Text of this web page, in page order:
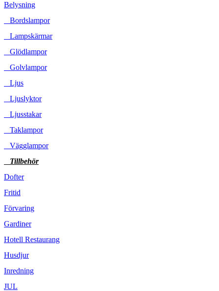
Belysning
Bordslampor
Lampskärmar
Glödlampor
Golvlampor
Ljus
Ljuslyktor
Ljusstakar
Taklampor
Vägglampor
Tillbehör
Dofter
Fritid
Förvaring
Gardiner
Hotell Restaurang
Husdjur
Inredning
JUL